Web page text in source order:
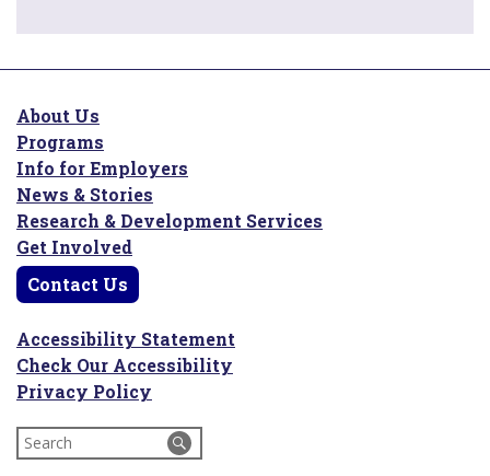
About Us
Programs
Info for Employers
News & Stories
Research & Development Services
Get Involved
Contact Us
Accessibility Statement
Check Our Accessibility
Privacy Policy
Search
for: